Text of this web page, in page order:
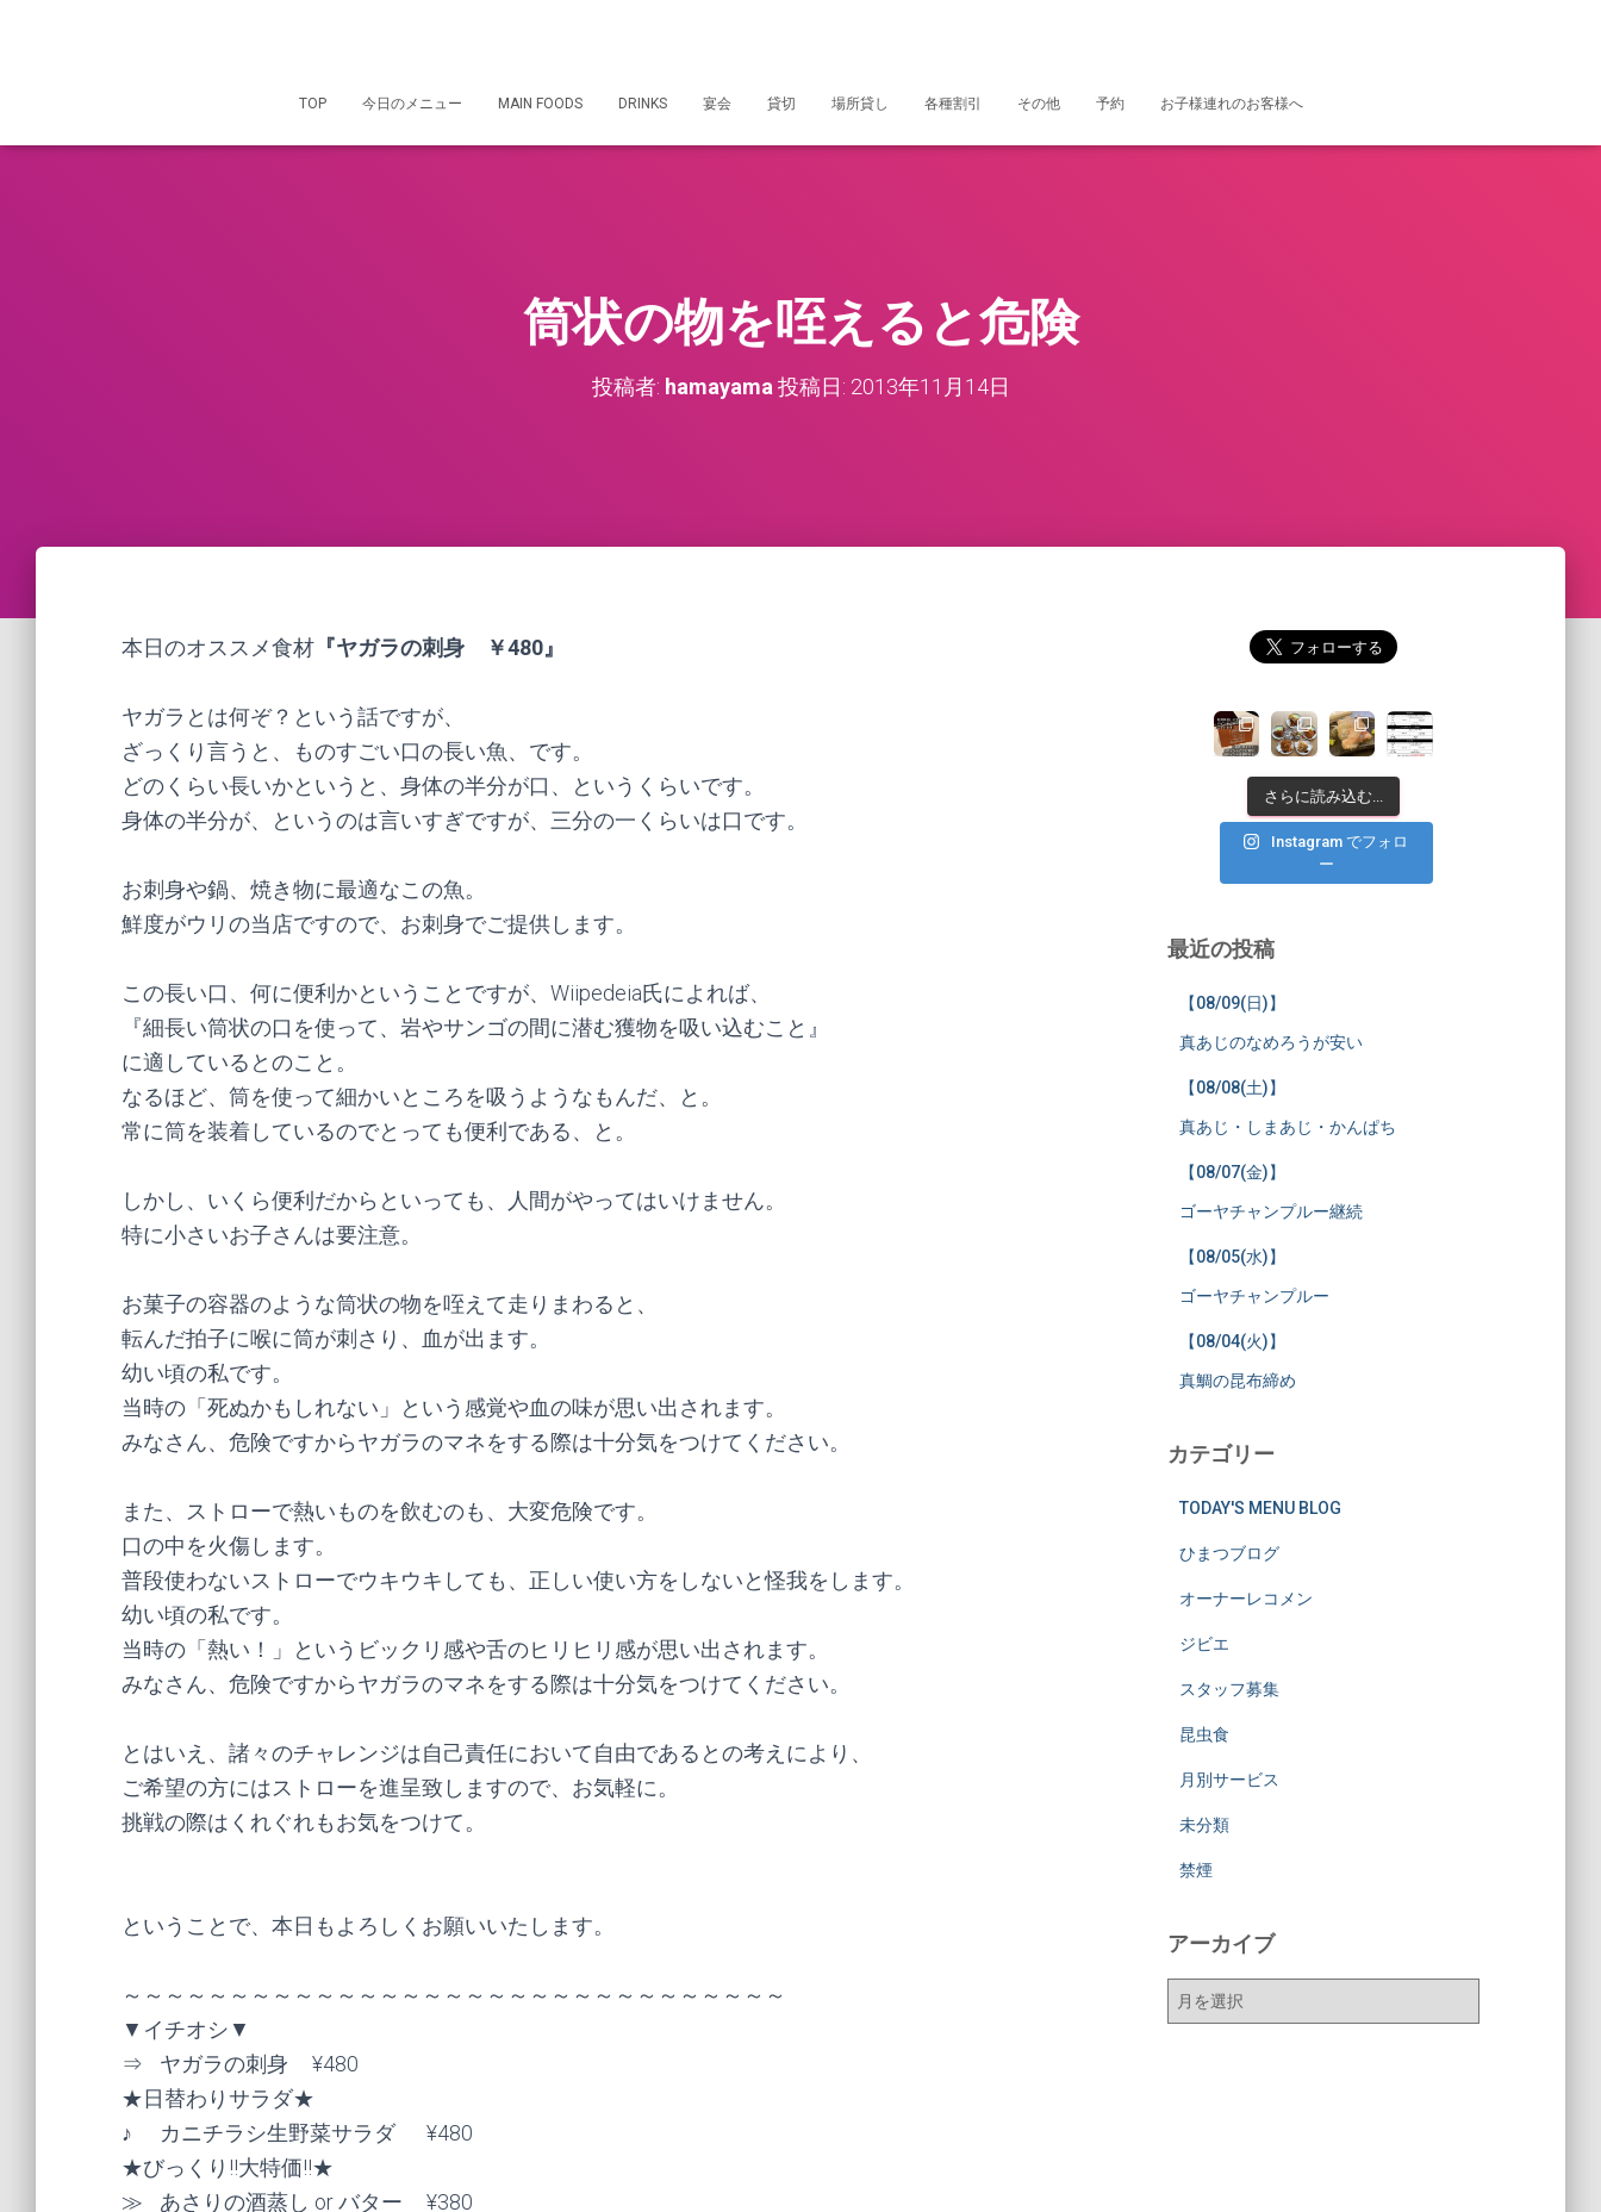
TOP 今日のメニュー MAIN FOODS DRINKS 宴会 貸切 場所貸し 各種割引 その他 予約 お子様連れのお客様へ
筒状の物を咥えると危険
投稿者: hamayama 投稿日: 2013年11月14日
本日のオススメ食材 『ヤガラの刺身　￥480』
ヤガラとは何ぞ？という話ですが、
ざっくり言うと、ものすごい口の長い魚、です。
どのくらい長いかというと、身体の半分が口、というくらいです。
身体の半分が、というのは言いすぎですが、三分の一くらいは口です。
お刺身や鍋、焼き物に最適なこの魚。
鮮度がウリの当店ですので、お刺身でご提供します。
この長い口、何に便利かということですが、Wiipedeia氏によれば、
『細長い筒状の口を使って、岩やサンゴの間に潜む獲物を吸い込むこと』
に適しているとのこと。
なるほど、筒を使って細かいところを吸うようなもんだ、と。
常に筒を装着しているのでとっても便利である、と。
しかし、いくら便利だからといっても、人間がやってはいけません。
特に小さいお子さんは要注意。
お菓子の容器のような筒状の物を咥えて走りまわると、
転んだ拍子に喉に筒が刺さり、血が出ます。
幼い頃の私です。
当時の「死ぬかもしれない」という感覚や血の味が思い出されます。
みなさん、危険ですからヤガラのマネをする際は十分気をつけてください。
また、ストローで熱いものを飲むのも、大変危険です。
口の中を火傷します。
普段使わないストローでウキウキしても、正しい使い方をしないと怪我をします。
幼い頃の私です。
当時の「熱い！」というビックリ感や舌のヒリヒリ感が思い出されます。
みなさん、危険ですからヤガラのマネをする際は十分気をつけてください。
とはいえ、諸々のチャレンジは自己責任において自由であるとの考えにより、
ご希望の方にはストローを進呈致しますので、お気軽に。
挑戦の際はくれぐれもお気をつけて。
ということで、本日もよろしくお願いいたします。
～～～～～～～～～～～～～～～～～～～～～～～～～～～～～～～
▼イチオシ▼
⇒	ヤガラの刺身	¥480
★日替わりサラダ★
♪	カニチラシ生野菜サラダ	¥480
★びっくり!!大特価!!★
≫	あさりの酒蒸し or バター	¥380
さらに読み込む...
Instagram でフォロ
ー
最近の投稿
【08/09(日)】
真あじのなめろうが安い
【08/08(土)】
真あじ・しまあじ・かんぱち
【08/07(金)】
ゴーヤチャンプルー継続
【08/05(水)】
ゴーヤチャンプルー
【08/04(火)】
真鯛の昆布締め
カテゴリー
TODAY'S MENU BLOG
ひまつブログ
オーナーレコメン
ジビエ
スタッフ募集
昆虫食
月別サービス
未分類
禁煙
アーカイブ
ア